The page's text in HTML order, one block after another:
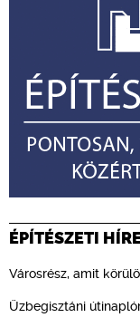
ÉPÍTÉSZETI
Városrész, amit
Üzbegisztáni